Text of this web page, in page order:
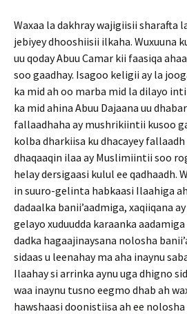
Waxaa la dakhray wajigiisii sharafta
jebiyey dhooshiisii ilkaha. Wuxuuna
uu qoday Abuu Camar kii faasiqa
soo gaadhay. Isagoo keligii ay la
ka mid ah oo marba mid la dilayo
ka mid ahina Abuu Dajaana uu
fallaadhaha ay mushrikiintii kusoo
kolba dharkiisa ku dhacayey
dhaqaaqin ilaa ay Muslimiintii soo
helay dersigaasi kulul ee qadhaadh.
in suuro-gelinta habkaasi Ilaahiga
dadaalka banii’aadmiga, xaqiiqana
gelayo xuduudda karaanka
dadka hagaajinaysana nolosha
sidaas u leenahay ma aha inaynu
Ilaahay si arrinka aynu uga dhigno
waa inaynu tusno eegmo dhab ah
hawshaasi doonistiisa ah ee